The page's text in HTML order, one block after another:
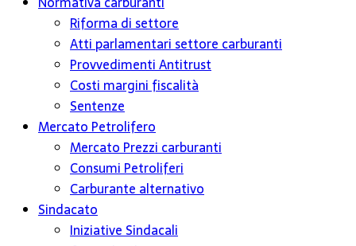
Riforma di settore
Atti parlamentari settore carburanti
Provvedimenti Antitrust
Costi margini fiscalità
Sentenze
Mercato Petrolifero
Mercato Prezzi carburanti
Consumi Petroliferi
Carburante alternativo
Sindacato
Iniziative Sindacali